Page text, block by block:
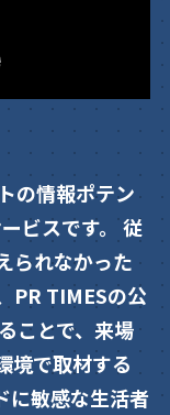
の情報ポテン
ビスです。 従
られなかった
PR TIMESの公
ことで、来場
境で取材する
に敏感な生活者